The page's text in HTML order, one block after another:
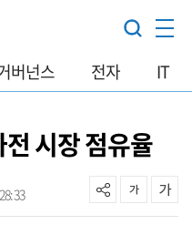
버넌스 전자 IT
시장 점유율